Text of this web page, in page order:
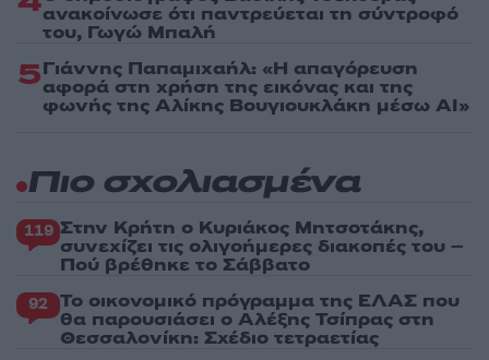
ανακοίνωσε ότι παντρεύεται τη σύντροφό
του, Γωγώ Μπαλή
5Γιάννης Παπαμιχαήλ: «Η απαγόρευση
αφορά στη χρήση της εικόνας και της
φωνής της Αλίκης Βουγιουκλάκη μέσω AI»
Πιο σχολιασμένα
119 Στην Κρήτη ο Κυριάκος Μητσοτάκης,
συνεχίζει τις ολιγοήμερες διακοπές του –
Πού βρέθηκε το Σάββατο
92 Το οικονομικό πρόγραμμα της ΕΛΑΣ που
θα παρουσιάσει ο Αλέξης Τσίπρας στη
Θεσσαλονίκη: Σχέδιο τετραετίας